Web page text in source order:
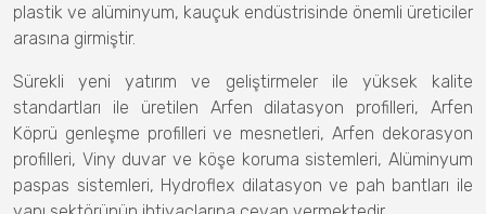
plastik ve alüminyum, kauçuk endüstrisinde önemli üreticiler
arasına girmiştir.
Sürekli yeni yatırım ve geliştirmeler ile yüksek kalite
standartları ile üretilen Arfen dilatasyon profilleri, Arfen
Köprü genleşme profilleri ve mesnetleri, Arfen dekorasyon
profilleri, Viny duvar ve köşe koruma sistemleri, Alüminyum
paspas sistemleri, Hydroflex dilatasyon ve pah bantları ile